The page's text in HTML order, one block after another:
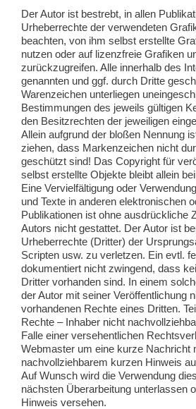
Der Autor ist bestrebt, in allen
Urheberrechte der verwendeten
beachten, von ihm selbst erstellte
nutzen oder auf lizenzfreie Grafiken
zurückzugreifen. Alle innerhalb des
genannten und ggf. durch Dritte
Warenzeichen unterliegen
Bestimmungen des jeweils gültigen
den Besitzrechten der jeweiligen
Allein aufgrund der bloßen Nennung
ziehen, dass Markenzeichen nicht
geschützt sind! Das Copyright für
selbst erstellte Objekte bleibt allein
Eine Vervielfältigung oder
und Texte in anderen elektronischen
Publikationen ist ohne ausdrückliche
Autors nicht gestattet. Der Autor ist
Urheberrechte (Dritter) der
Scripten usw. zu verletzen. Ein evtl.
dokumentiert nicht zwingend, dass
Dritter vorhanden sind. In einem
der Autor mit seiner Veröffentlichung
vorhandenen Rechte eines Dritten.
Rechte – Inhaber nicht
Falle einer versehentlichen
Webmaster um eine kurze Nachricht
nachvollziehbarem kurzen Hinweis
Auf Wunsch wird die Verwendung
nächsten Überarbeitung unterlassen
Hinweis versehen.